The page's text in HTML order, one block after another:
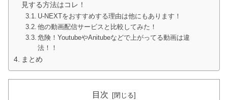
見する方法はコレ！
U-NEXTをおすすめする理由は他にもあります！
他の動画配信サービスと比較してみた！
危険！YoutubeやAnitubeなどで上がってる動画は違
法！！
まとめ
目次